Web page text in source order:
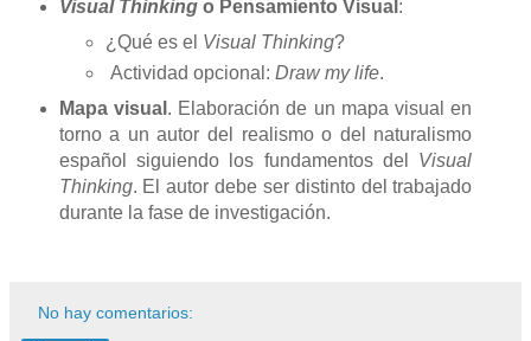
Visual Thinking o Pensamiento Visual :
¿Qué es el Visual Thinking?
Actividad opcional:Draw my life.
Mapa visual . Elaboración de un mapa visual en
torno a un autor del realismo o del naturalismo
español siguiendo los fundamentos del Visual
Thinking. El autor debe ser distinto del trabajado
durante la fase de investigación.
No hay comentarios: